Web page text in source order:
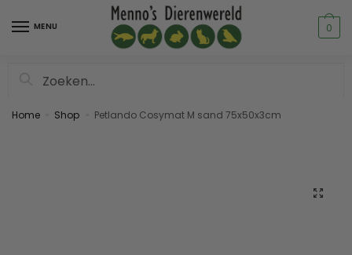
MENU 0
Home Shop Petlando Cosymat M sand 75x50x3cm